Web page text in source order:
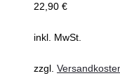
22,90 €
inkl. MwSt.
zzgl.